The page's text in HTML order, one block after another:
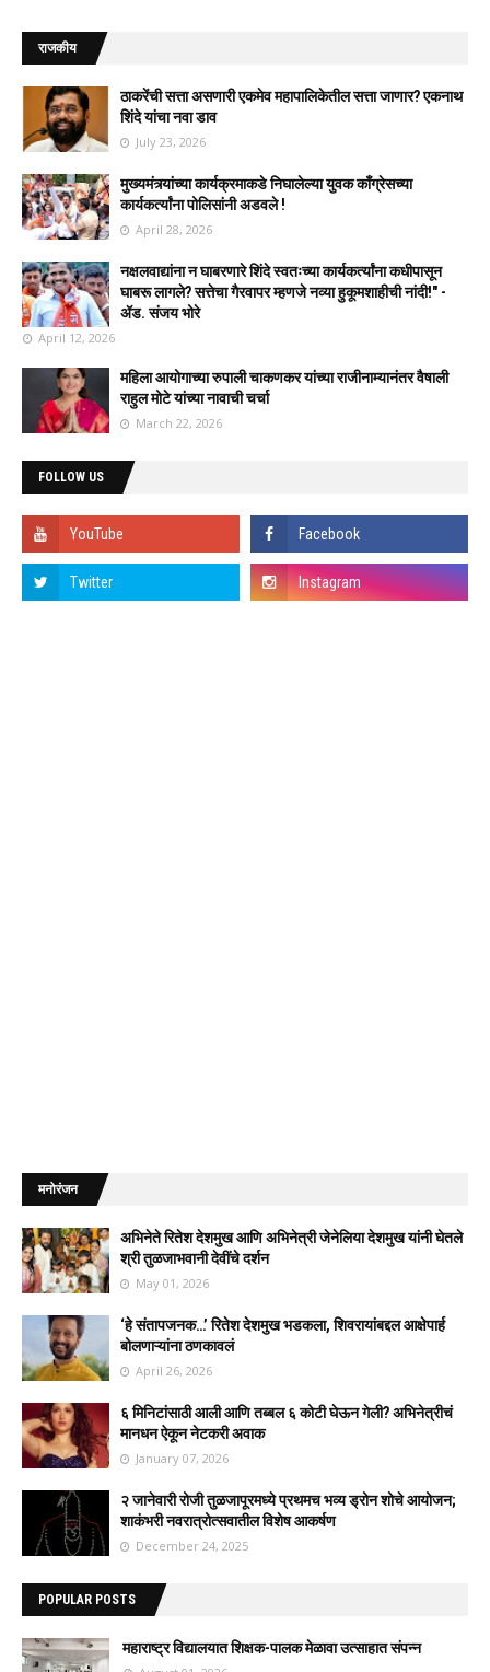
राजकीय
ठाकरेंची सत्ता असणारी एकमेव महापालिकेतील सत्ता जाणार? एकनाथ
शिंदे यांचा नवा डाव
July 23, 2026
मुख्यमंत्र्यांच्या कार्यक्रमाकडे निघालेल्या युवक काँग्रेसच्या
कार्यकर्त्यांना पोलिसांनी अडवले !
April 28, 2026
नक्षलवाद्यांना न घाबरणारे शिंदे स्वतःच्या कार्यकर्त्यांना कधीपासून
घाबरू लागले? सत्तेचा गैरवापर म्हणजे नव्या हुकूमशाहीची नांदी!" -
ॲड. संजय भोरे
April 12, 2026
महिला आयोगाच्या रुपाली चाकणकर यांच्या राजीनाम्यानंतर वैषाली
राहुल मोटे यांच्या नावाची चर्चा
March 22, 2026
FOLLOW US
मनोरंजन
अभिनेते रितेश देशमुख आणि अभिनेत्री जेनेलिया देशमुख यांनी घेतले
श्री तुळजाभवानी देवींचे दर्शन
May 01, 2026
‘हे संतापजनक…’ रितेश देशमुख भडकला, शिवरायांबद्दल आक्षेपार्ह
बोलणाऱ्यांना ठणकावलं
April 26, 2026
६ मिनिटांसाठी आली आणि तब्बल ६ कोटी घेऊन गेली? अभिनेत्रीचं
मानधन ऐकून नेटकरी अवाक
January 07, 2026
२ जानेवारी रोजी तुळजापूरमध्ये प्रथमच भव्य ड्रोन शोचे आयोजन;
शाकंभरी नवरात्रोत्सवातील विशेष आकर्षण
December 24, 2025
POPULAR POSTS
महाराष्ट्र विद्यालयात शिक्षक-पालक मेळावा उत्साहात संपन्न